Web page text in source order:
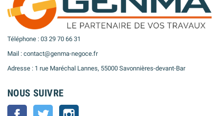
Téléphone : 03 29 70 66 31
Mail : contact@genma-negoce.fr
Adresse : 1 rue Maréchal Lannes, 55000 Savonnières-devant-Bar
NOUS SUIVRE
Facebook Twitter